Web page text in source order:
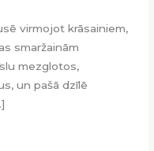
virmojot krāsainiem,
smaržainām
mezglotos,
un pašā dzīlē